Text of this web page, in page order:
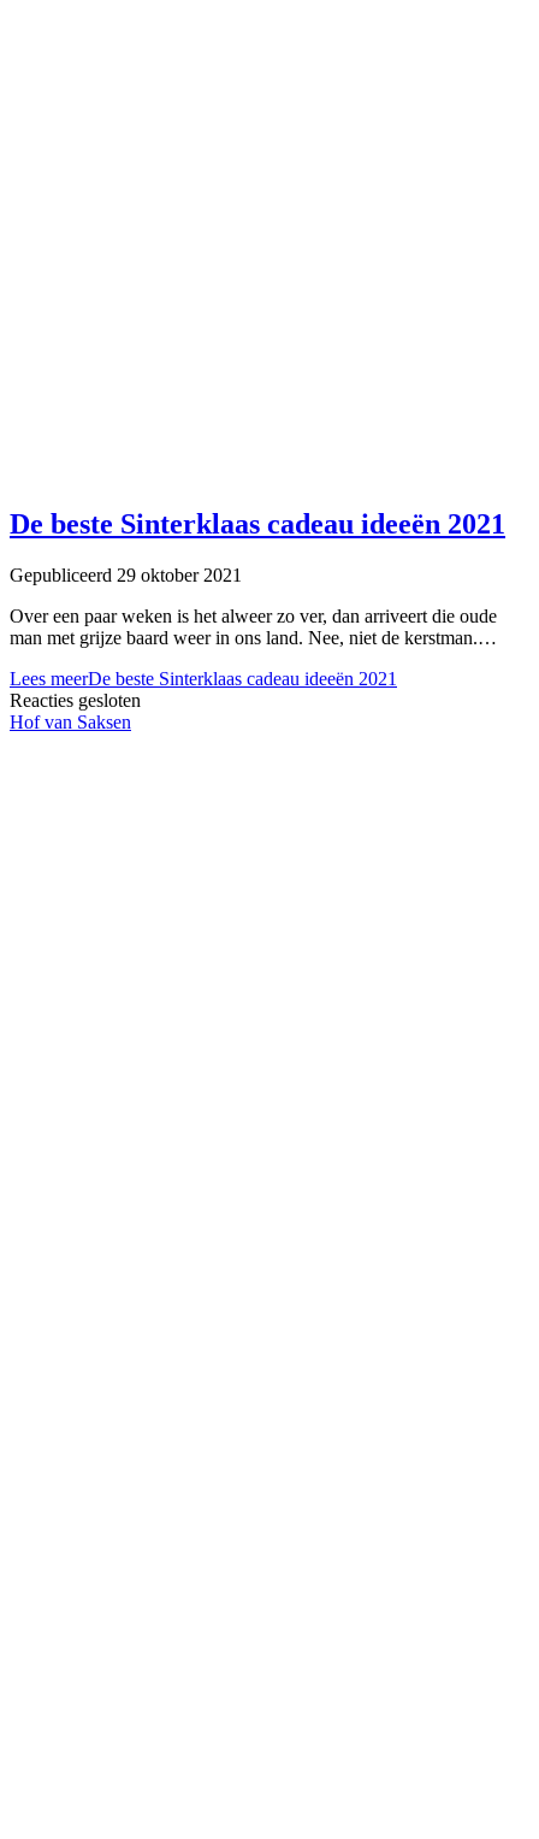
De beste Sinterklaas cadeau ideeën 2021
Gepubliceerd 29 oktober 2021
Over een paar weken is het alweer zo ver, dan arriveert die oude
man met grijze baard weer in ons land. Nee, niet de kerstman.…
Lees meerDe beste Sinterklaas cadeau ideeën 2021
Reacties gesloten
Hof van Saksen